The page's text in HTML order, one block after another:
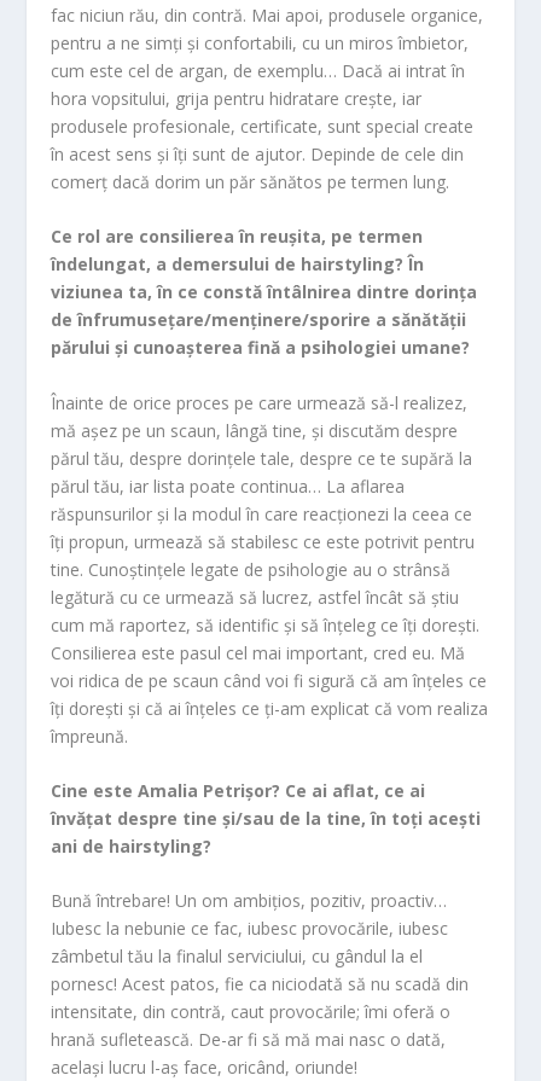
fac niciun rău, din contră. Mai apoi, produsele organice,
pentru a ne simți și confortabili, cu un miros îmbietor,
cum este cel de argan, de exemplu… Dacă ai intrat în
hora vopsitului, grija pentru hidratare crește, iar
produsele profesionale, certificate, sunt special create
în acest sens și îți sunt de ajutor. Depinde de cele din
comerț dacă dorim un păr sănătos pe termen lung.
Ce rol are consilierea în reușita, pe termen
îndelungat, a demersului de hairstyling? În
viziunea ta, în ce constă întâlnirea dintre dorința
de înfrumusețare/menținere/sporire a sănătății
părului și cunoașterea fină a psihologiei umane?
Înainte de orice proces pe care urmează să-l realizez,
mă așez pe un scaun, lângă tine, și discutăm despre
părul tău, despre dorințele tale, despre ce te supără la
părul tău, iar lista poate continua… La aflarea
răspunsurilor și la modul în care reacționezi la ceea ce
îți propun, urmează să stabilesc ce este potrivit pentru
tine. Cunoștințele legate de psihologie au o strânsă
legătură cu ce urmează să lucrez, astfel încât să știu
cum mă raportez, să identific și să înțeleg ce îți dorești.
Consilierea este pasul cel mai important, cred eu. Mă
voi ridica de pe scaun când voi fi sigură că am înțeles ce
îți dorești și că ai înțeles ce ți-am explicat că vom realiza
împreună.
Cine este Amalia Petrișor? Ce ai aflat, ce ai
învățat despre tine și/sau de la tine, în toți acești
ani de hairstyling?
Bună întrebare! Un om ambițios, pozitiv, proactiv…
Iubesc la nebunie ce fac, iubesc provocările, iubesc
zâmbetul tău la finalul serviciului, cu gândul la el
pornesc! Acest patos, fie ca niciodată să nu scadă din
intensitate, din contră, caut provocările; îmi oferă o
hrană sufletească. De-ar fi să mă mai nasc o dată,
același lucru l-aș face, oricând, oriunde!